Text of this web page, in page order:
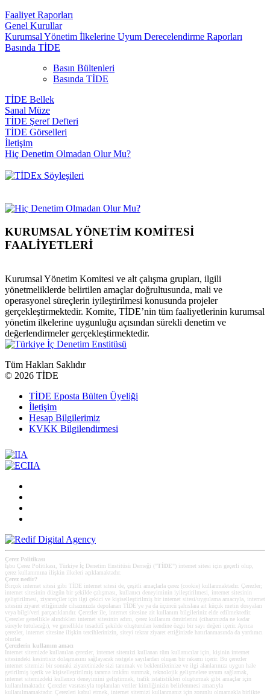
Faaliyet Raporları
Genel Kurullar
Kurumsal Yönetim İlkelerine Uyum Derecelendirme Raporları
Basında TİDE
Basın Bültenleri
Basında TİDE
TİDE Bellek
Sanal Müze
TİDE Şeref Defteri
TİDE Görselleri
İletişim
Hiç Denetim Olmadan Olur Mu?
KURUMSAL YÖNETİM KOMİTESİ
FAALİYETLERİ
Kurumsal Yönetim Komitesi ve alt çalışma grupları, ilgili
yönetmeliklerde belirtilen amaçlar doğrultusunda, mali ve
operasyonel süreçlerin iyileştirilmesi konusunda projeler
gerçekleştirmektedir. Komite, TİDE’nin tüm faaliyetlerinin kurumsal
yönetim ilkelerine uygunluğu açısından sürekli denetim ve
değerlendirmeler gerçekleştirmektedir.
Tüm Hakları Saklıdır
© 2026 TİDE
TİDE Eposta Bülten Üyeliği
İletişim
Hesap Bilgilerimiz
KVKK Bilgilendirmesi
Çerez Politikası
İşbu Çerez Politikası, Türkiye İç Denetim Enstitüsü Derneği (" TİDE ") internet sitesi için geçerli olup,
çerez kullanımına ilişkin ilkeleri açıklamaktadır.
Çerez nedir?
Birçok internet sitesi gibi TİDE internet sitesi de, çeşitli amaçlarla çerez (cookie) kullanmaktadır. Çerezler;
internet sitesinin düzgün bir şekilde çalışması, kullanıcı deneyiminin iyileştirilmesi, internet sitesinin
geliştirilmesi, ziyaretçiler için ilgi çekici ve kişiselleştirilmiş bir internet sitesi/uygulama amacıyla, internet
sitesini ziyaret ettiğinizde cihazınızda depolanan TİDE’ye ya da üçüncü şahıslara ait küçük metin dosyaları
veya bilgi/veri parçacıklarıdır. Çerezler ile, internet sitesine ait kullanım bilgileriniz elde edilmektedir.
Çerezler genellikle alındıkları internet sitesinin adını, çerez kullanım ömürlerini (cihazınızda ne kadar
süreyle tutulacağı), ve genellikle tesadüfî şekilde oluşturulan kendine özgü bir sayı değeri içerir. Ayrıca
çerezler, internet sitesine ilişkin tercihlerinizin, siteyi tekrar ziyaret ettiğinizde hatırlanmasında da yardımcı
olurlar.
Çerezlerin kullanım amacı
Internet sitemizde kullanılan çerezler, internet sitemizi kullanan tüm kullanıcılar için, kişinin internet
sitesindeki kesintisiz dolaşmasını sağlayacak rastgele sayılardan oluşan bir rakamı içerir. Bu çerezler
internet sitemizi bir sonraki ziyaretinizde sizi tanımak ve beklentilerinize ve ilgi alanlarınıza uygun hale
getirilmiş içerik ve kişiselleştirilmiş tarama imkânı sunmak, teknolojik gelişmelere uyum sağlamak,
internet sitemizdeki kullanıcı deneyimini geliştirmek, trafik istatistikleri oluşturmak gibi amaçlar için
kullanılmaktadır. Çerezler vasıtasıyla toplanılan veriler kimliğinizin belirlenmesi amacıyla
kullanılmamaktadır. Çerezleri kabul etmek, internet sitemizi kullanmanız için zorunlu olmamakla birlikte